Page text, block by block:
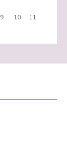
9 10
11